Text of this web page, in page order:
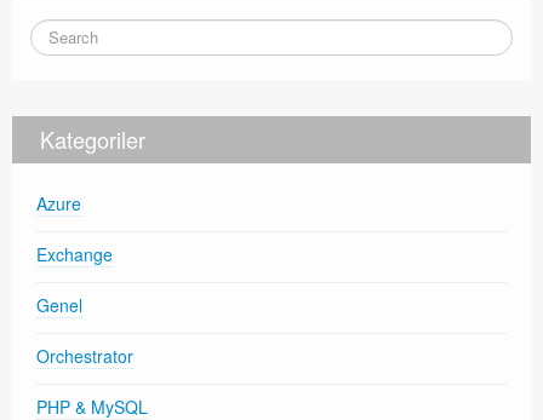
Kategoriler
Azure
Exchange
Genel
Orchestrator
PHP & MySQL